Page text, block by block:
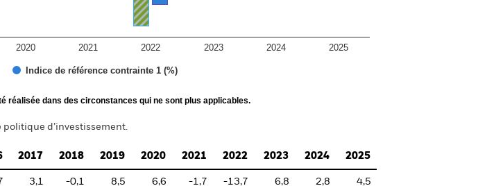
Indice de référence contrainte 1 (%)
2020 2021 2022 2023 2024 2025
réalisée dans des circonstances qui ne sont plus applicables.
d’investissement.
2017 2018 2019 2020 2021 2022 2023 2024 2025
3,1 -0,1 8,5 6,6 -1,7 -13,7 6,8 2,8 4,5